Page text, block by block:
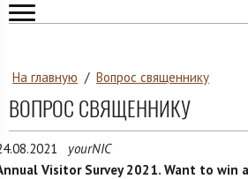
На главную / Вопрос священнику
ВОПРОС СВЯЩЕННИКУ
yourNIC
Visitor Survey 2021. Want to win